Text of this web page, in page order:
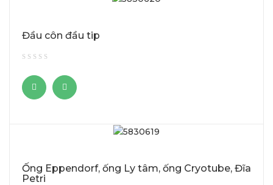
Đầu côn đầu tip
Ống Eppendorf, ống Ly tâm, ống Cryotube, Đĩa
Petri